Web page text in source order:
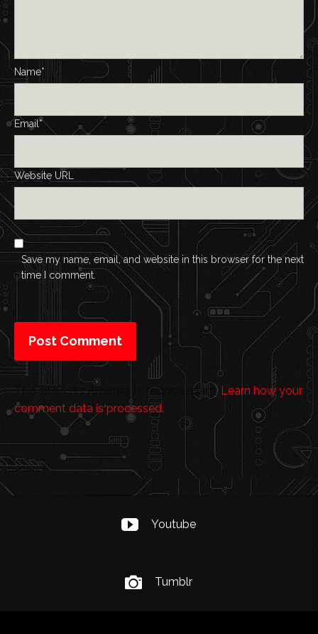
Name*
Email*
Website URL
Save my name, email, and website in this browser for the next
time I comment.
This site uses Akismet to reduce spam.Learn how your
comment data is processed.
Youtube
Tumblr